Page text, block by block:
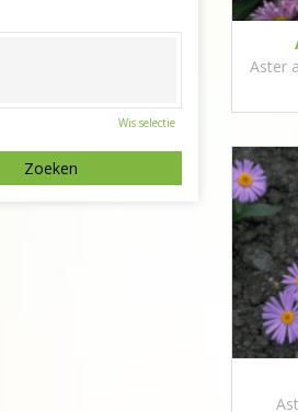
Aster
Wis selectie